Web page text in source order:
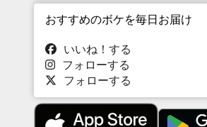
おすすめのボケを毎日お届け
いいね！する
フォローする
フォローする